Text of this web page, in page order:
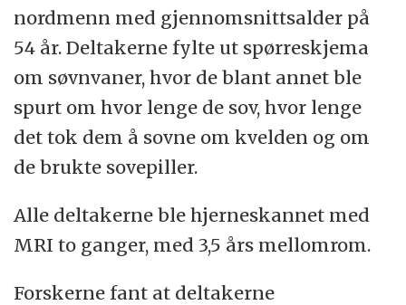
nordmenn med gjennomsnittsalder på
54 år. Deltakerne fylte ut spørreskjema
om søvnvaner, hvor de blant annet ble
spurt om hvor lenge de sov, hvor lenge
det tok dem å sovne om kvelden og om
de brukte sovepiller.
Alle deltakerne ble hjerneskannet med
MRI to ganger, med 3,5 års mellomrom.
Forskerne fant at deltakerne